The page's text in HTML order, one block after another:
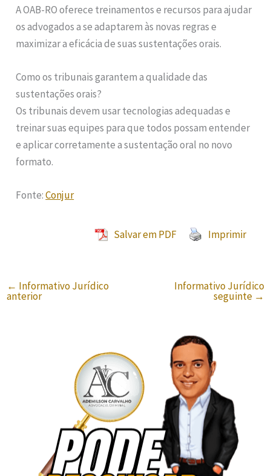
A OAB-RO oferece treinamentos e recursos para ajudar
os advogados a se adaptarem às novas regras e
maximizar a eficácia de suas sustentações orais.
Como os tribunais garantem a qualidade das
sustentações orais?
Os tribunais devem usar tecnologias adequadas e
treinar suas equipes para que todos possam entender
e aplicar corretamente a sustentação oral no novo
formato.
Fonte:Conjur
Salvar em PDF Imprimir
← Informativo Jurídico
anterior
Informativo Jurídico
seguinte →